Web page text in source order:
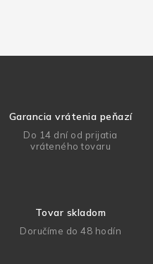
Garancia vrátenia peňazí
Do 14 dní od prijatia
vráteného tovaru
Tovar skladom
Doručíme do 48 hodín